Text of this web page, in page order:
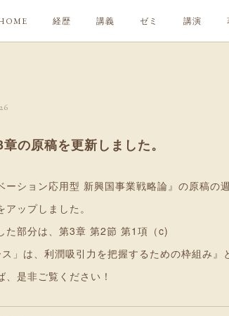
経歴 講義 ゼミ 講演
の原稿を更新しました。
ーション応用型 新興国事業戦略論』の原稿の
アップしました。
た部分は、第3章 第2節 第1項（c)
ス」は、利潤吸引力を把握するための枠組み』
、是非ご覧ください！